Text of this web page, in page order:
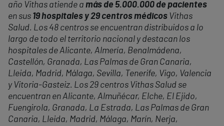
año Vithas atiende a más de 5.000.000 de pacientes
en sus 19 hospitales y 29 centros médicos Vithas
Salud. Los 48 centros se encuentran distribuidos a lo
largo de todo el territorio nacional y destacan los
hospitales de Alicante, Almería, Benalmádena,
Castellón, Granada, Las Palmas de Gran Canaria,
Lleida, Madrid, Málaga, Sevilla, Tenerife, Vigo, Valencia
y Vitoria-Gasteiz. Los 29 centros Vithas Salud se
encuentran en Alicante, Almuñécar, Elche, El Ejido,
Fuengirola, Granada, La Estrada, Las Palmas de Gran
Canaria, Lleida, Madrid, Málaga, Marín, Nerja,